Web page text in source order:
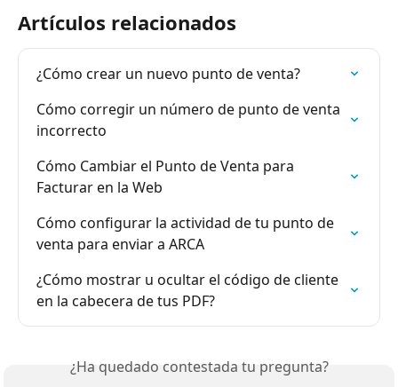
Artículos relacionados
¿Cómo crear un nuevo punto de venta?
Cómo corregir un número de punto de venta
incorrecto
Cómo Cambiar el Punto de Venta para
Facturar en la Web
Cómo configurar la actividad de tu punto de
venta para enviar a ARCA
¿Cómo mostrar u ocultar el código de cliente
en la cabecera de tus PDF?
¿Ha quedado contestada tu pregunta?